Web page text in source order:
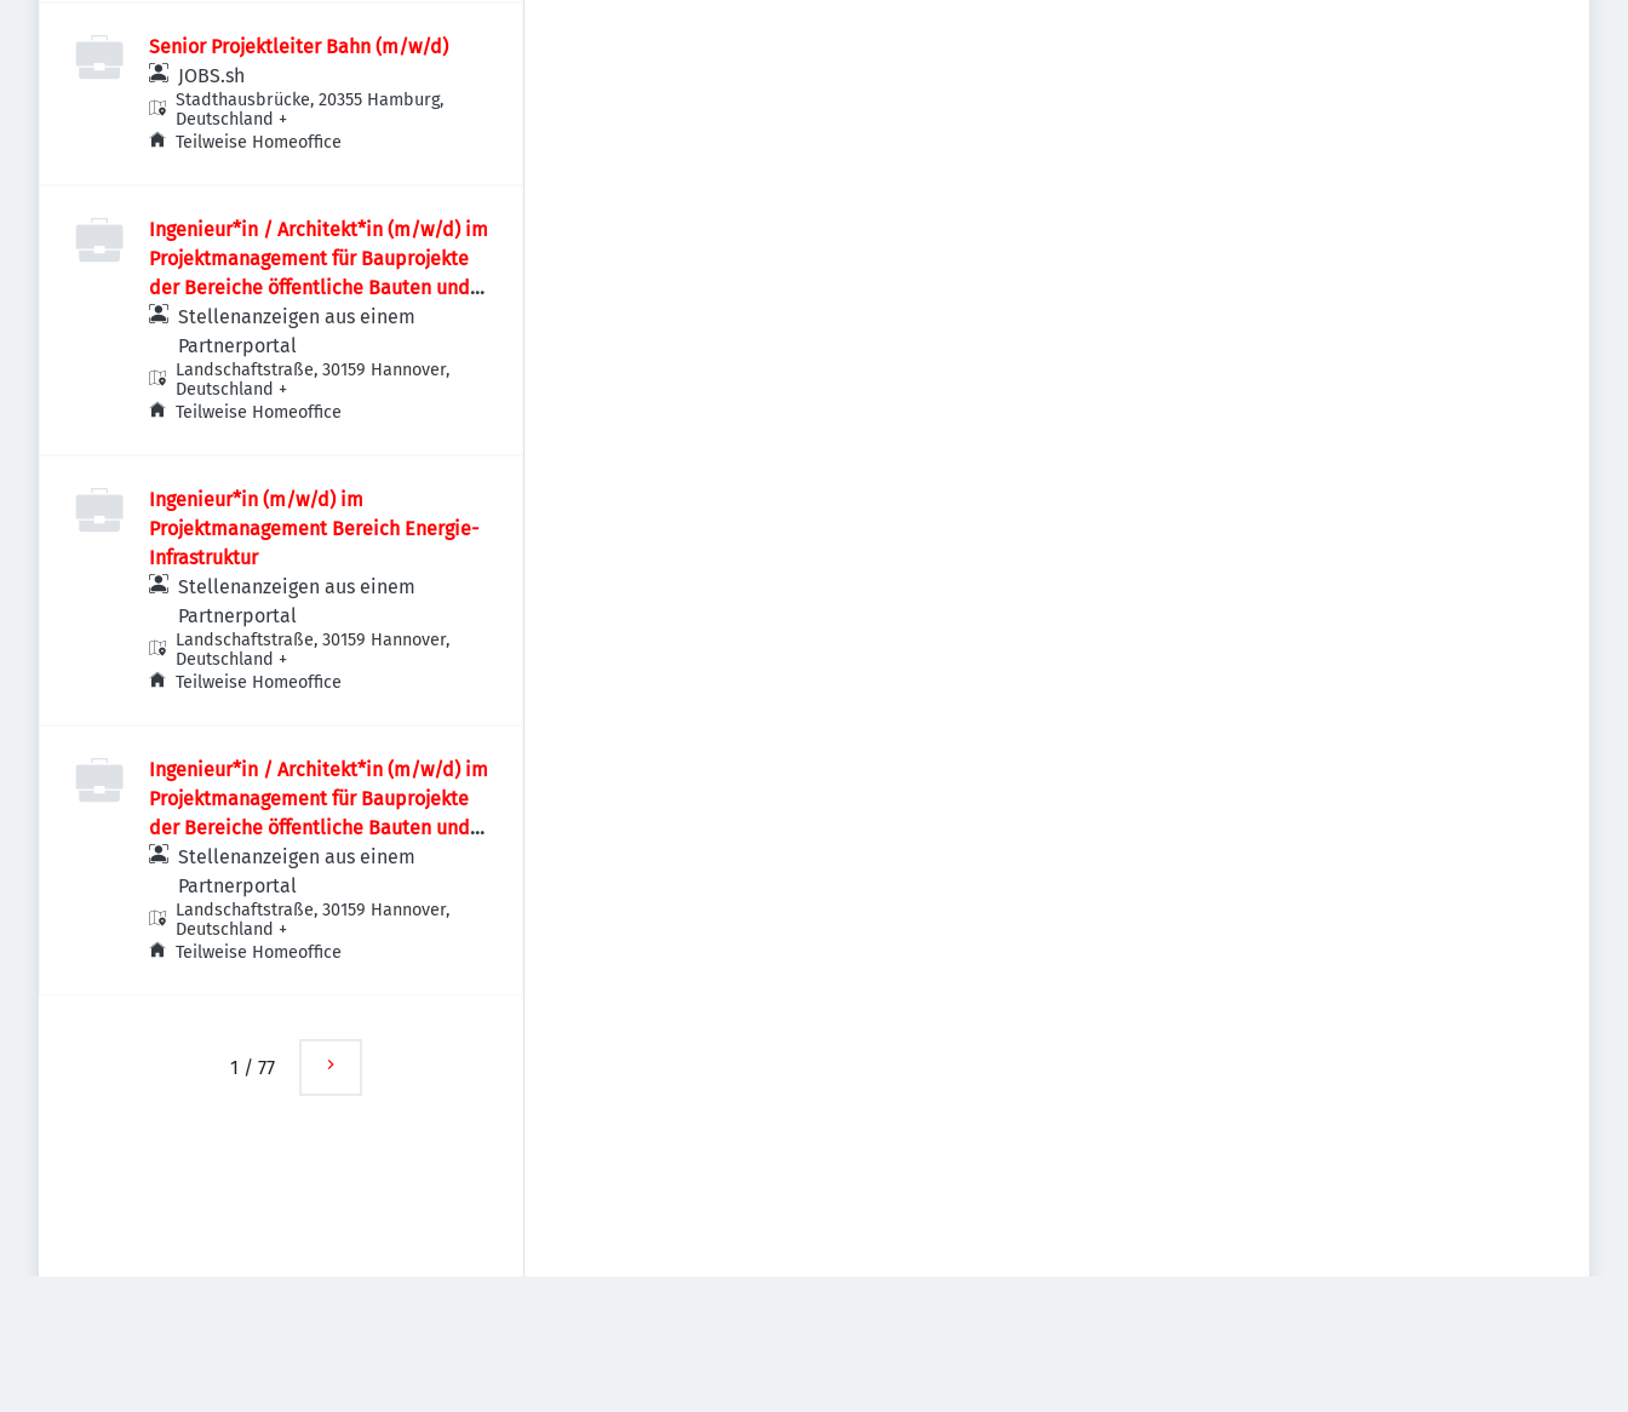
Senior Projektleiter Bahn (m/w/d)
JOBS.sh
Stadthausbrücke, 20355 Hamburg,
Deutschland +
Teilweise Homeoffice
Ingenieur*in / Architekt*in (m/w/d) im
Projektmanagement für Bauprojekte
der Bereiche öffentliche Bauten und
Industriebauten / Infrastruktur
Stellenanzeigen aus einem
Partnerportal
Landschaftstraße, 30159 Hannover,
Deutschland +
Teilweise Homeoffice
Ingenieur*in (m/w/d) im
Projektmanagement Bereich Energie-
Infrastruktur
Stellenanzeigen aus einem
Partnerportal
Landschaftstraße, 30159 Hannover,
Deutschland +
Teilweise Homeoffice
Ingenieur*in / Architekt*in (m/w/d) im
Projektmanagement für Bauprojekte
der Bereiche öffentliche Bauten und
Industriebauten / Infrastruktur
Stellenanzeigen aus einem
Partnerportal
Landschaftstraße, 30159 Hannover,
Deutschland +
Teilweise Homeoffice
1 / 77